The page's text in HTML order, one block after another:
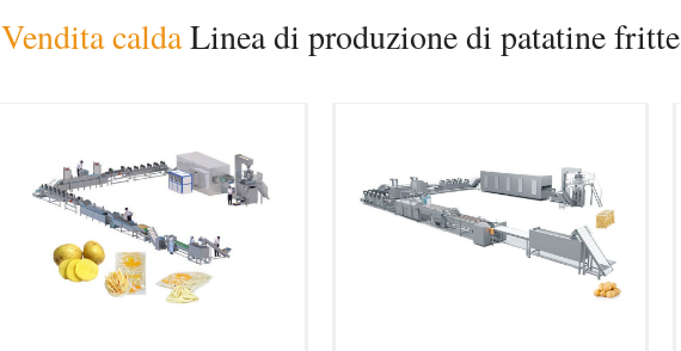
Vendita caldaLinea di produzione di patatine fritte